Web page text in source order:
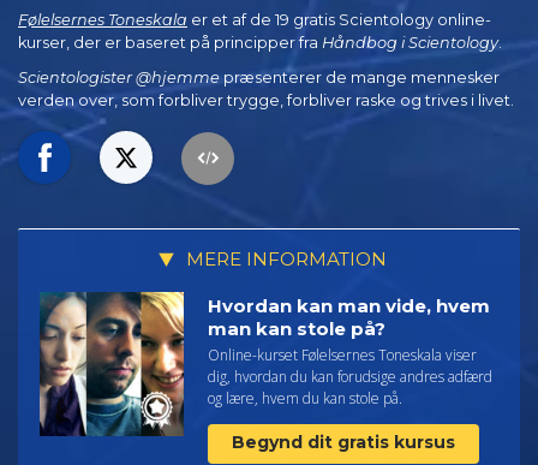
Følelsernes Toneskala er et af de 19 gratis Scientology online-
kurser, der er baseret på principper fra Håndbog i Scientology.
Scientologister @hjemme præsenterer de mange mennesker
verden over, som forbliver trygge, forbliver raske og trives i livet.
MERE INFORMATION
Hvordan kan man vide, hvem
man kan stole på?
Online-kurset Følelsernes Toneskala viser
dig, hvordan du kan forudsige andres adfærd
og lære, hvem du kan stole på.
Begynd dit gratis kursus